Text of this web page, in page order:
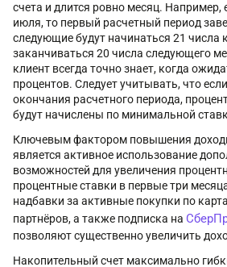
счета и длится ровно месяц. Например,
июля, то первый расчетный период
следующие будут начинаться 21 числа
заканчиваться 20 числа следующего
клиент всегда точно знает, когда
процентов. Следует учитывать, что
окончания расчетного периода,
будут начислены по минимальной
Ключевым фактором повышения
является активное использование
возможностей для увеличения
процентные ставки в первые три
надбавки за активные покупки по
партнёров, а также подписка на
позволяют существенно увеличить
Накопительный счет максимально